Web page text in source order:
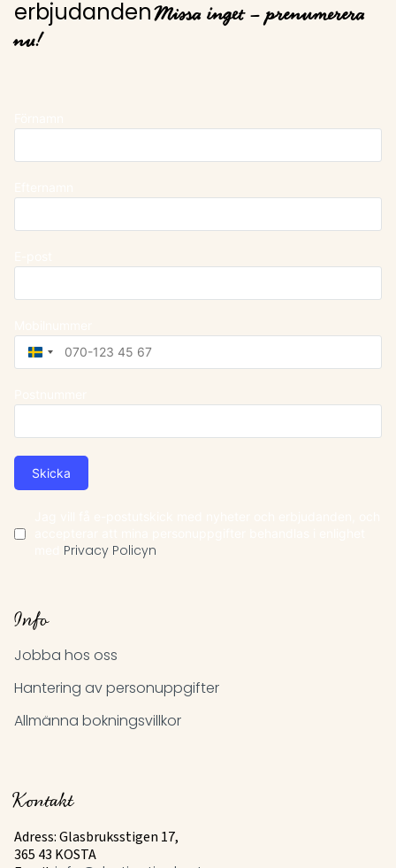
erbjudanden Missa inget – prenumerera
nu!
Sweden
+46
Skicka
Privacy Policyn
Info
Jobba hos oss
Hantering av personuppgifter
Allmänna bokningsvillkor
Kontakt
Adress: Glasbruksstigen 17,
365 43 KOSTA